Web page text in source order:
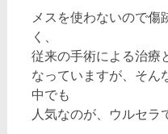
メスを使わないので傷
く、
従来の手術による治療
なっていますが、そん
中でも
人気なのが、ウルセラ